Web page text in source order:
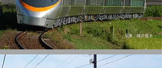
​写真：柳沢優太